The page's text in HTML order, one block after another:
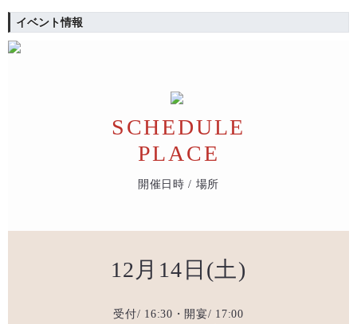
イベント情報
SCHEDULE
PLACE
開催日時 / 場所
12月14日(土)
受付/ 16:30・開宴/ 17:00